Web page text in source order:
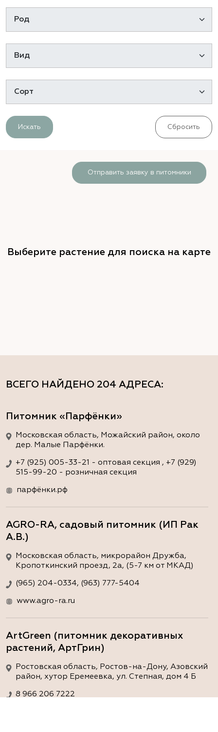
Искать Сбросить
ВСЕГО НАЙДЕНО 204 АДРЕСА:
Питомник «Парфёнки»
Московская область, Можайский район, около
дер. Малые Парфёнки.
+7 (925) 005-33-21 - оптовая секция , +7 (929)
515-99-20 - розничная секция
парфёнки.рф
AGRO-RA, садовый питомник (ИП Рак
А.В.)
Московская область, микрорайон Дружба,
Кропоткинский проезд, 2а, (5-7 км от МКАД)
(965) 204-0334, (963) 777-5404
www.agro-ra.ru
ArtGreen (питомник декоративных
растений, АртГрин)
Ростовская область, Ростов-на-Дону, Азовский
район, хутор Еремеевка, ул. Степная, дом 4 Б
8 966 206 7222
Отправить заявку в питомники
Выберите растение для поиска на карте